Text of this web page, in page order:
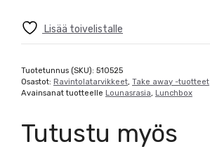
Lisää toivelistalle
Tuotetunnus (SKU): 510525
Osastot: Ravintolatarvikkeet, Take away -tuotteet
Avainsanat tuotteelle Lounasrasia, Lunchbox
Tutustu myös